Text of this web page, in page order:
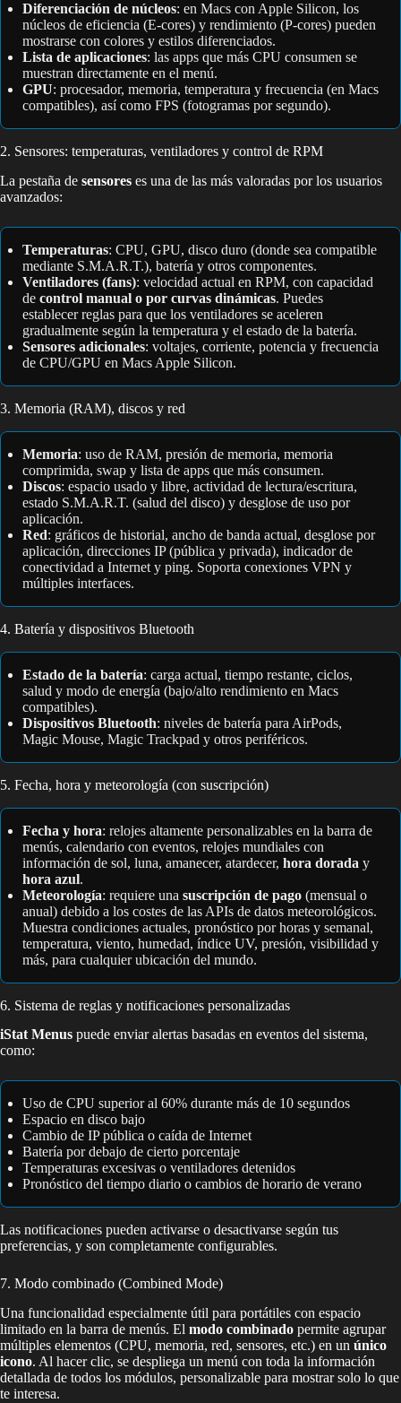
Diferenciación de núcleos: en Macs con Apple Silicon, los
núcleos de eficiencia (E-cores) y rendimiento (P-cores) pueden
mostrarse con colores y estilos diferenciados.
Lista de aplicaciones: las apps que más CPU consumen se
muestran directamente en el menú.
GPU: procesador, memoria, temperatura y frecuencia (en Macs
compatibles), así como FPS (fotogramas por segundo).
2. Sensores: temperaturas, ventiladores y control de RPM
La pestaña de sensores es una de las más valoradas por los usuarios
avanzados:
Temperaturas: CPU, GPU, disco duro (donde sea compatible
mediante S.M.A.R.T.), batería y otros componentes.
Ventiladores (fans): velocidad actual en RPM, con capacidad
de control manual o por curvas dinámicas. Puedes
establecer reglas para que los ventiladores se aceleren
gradualmente según la temperatura y el estado de la batería.
Sensores adicionales: voltajes, corriente, potencia y frecuencia
de CPU/GPU en Macs Apple Silicon.
3. Memoria (RAM), discos y red
Memoria: uso de RAM, presión de memoria, memoria
comprimida, swap y lista de apps que más consumen.
Discos: espacio usado y libre, actividad de lectura/escritura,
estado S.M.A.R.T. (salud del disco) y desglose de uso por
aplicación.
Red: gráficos de historial, ancho de banda actual, desglose por
aplicación, direcciones IP (pública y privada), indicador de
conectividad a Internet y ping. Soporta conexiones VPN y
múltiples interfaces.
4. Batería y dispositivos Bluetooth
Estado de la batería: carga actual, tiempo restante, ciclos,
salud y modo de energía (bajo/alto rendimiento en Macs
compatibles).
Dispositivos Bluetooth: niveles de batería para AirPods,
Magic Mouse, Magic Trackpad y otros periféricos.
5. Fecha, hora y meteorología (con suscripción)
Fecha y hora: relojes altamente personalizables en la barra de
menús, calendario con eventos, relojes mundiales con
información de sol, luna, amanecer, atardecer, hora dorada y
hora azul.
Meteorología: requiere una suscripción de pago (mensual o
anual) debido a los costes de las APIs de datos meteorológicos.
Muestra condiciones actuales, pronóstico por horas y semanal,
temperatura, viento, humedad, índice UV, presión, visibilidad y
más, para cualquier ubicación del mundo.
6. Sistema de reglas y notificaciones personalizadas
iStat Menus puede enviar alertas basadas en eventos del sistema,
como:
Uso de CPU superior al 60% durante más de 10 segundos
Espacio en disco bajo
Cambio de IP pública o caída de Internet
Batería por debajo de cierto porcentaje
Temperaturas excesivas o ventiladores detenidos
Pronóstico del tiempo diario o cambios de horario de verano
Las notificaciones pueden activarse o desactivarse según tus
preferencias, y son completamente configurables.
7. Modo combinado (Combined Mode)
Una funcionalidad especialmente útil para portátiles con espacio
limitado en la barra de menús. El modo combinado permite agrupar
múltiples elementos (CPU, memoria, red, sensores, etc.) en un único
icono. Al hacer clic, se despliega un menú con toda la información
detallada de todos los módulos, personalizable para mostrar solo lo que
te interesa.